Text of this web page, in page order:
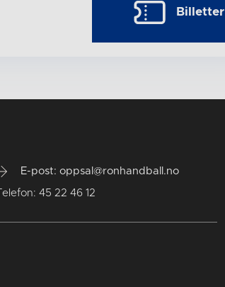
Billetter
E-post: oppsal@ronhandball.no
Telefon: 45 22 46 12